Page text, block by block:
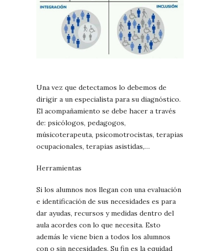
Una vez que detectamos lo debemos de
dirigir a un especialista para su diagnóstico.
El acompañamiento se debe hacer a través
de: psicólogos, pedagogos,
músicoterapeuta, psicomotrocistas, terapias
ocupacionales, terapias asistidas,…
Herramientas
Si los alumnos nos llegan con una evaluación
e identificación de sus necesidades es para
dar ayudas, recursos y medidas dentro del
aula acordes con lo que necesita. Esto
además le viene bien a todos los alumnos
con o sin necesidades. Su fin es la equidad